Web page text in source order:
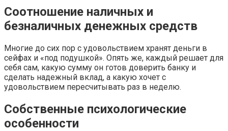
Соотношение наличных и
безналичных денежных средств
Многие до сих пор с удовольствием хранят деньги в
сейфах и «под подушкой». Опять же, каждый решает для
себя сам, какую сумму он готов доверить банку и
сделать надежный вклад, а какую хочет с
удовольствием пересчитывать раз в неделю.
Собственные психологические
особенности